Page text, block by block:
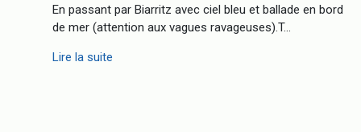
En passant par Biarritz avec ciel bleu et ballade en bord
de mer (attention aux vagues ravageuses).T...
Lire la suite